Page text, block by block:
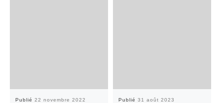
Publié 22 novembre 2022 Publié 31 août 2023